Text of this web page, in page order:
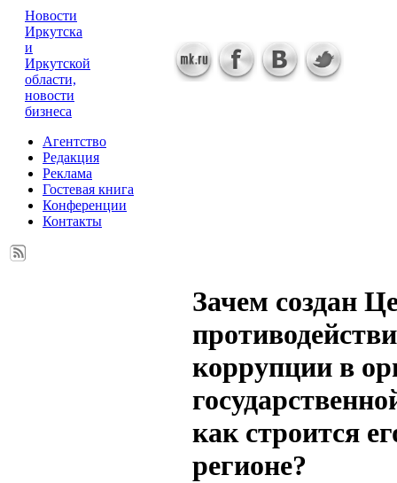
Новости
Иркутска
и
Иркутской
области,
новости
бизнеса
Агентство
Редакция
Реклама
Гостевая книга
Конференции
Контакты
Зачем создан
коррупции в
как строится
регионе?